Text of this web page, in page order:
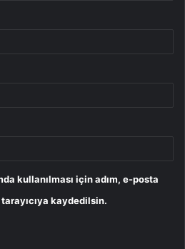
kullanılması için adım, e-posta
kaydedilsin.